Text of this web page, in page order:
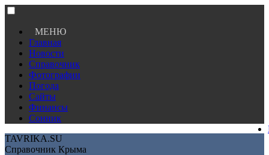
МЕНЮ
Главная
Новости
Справочник
Фотографии
Погода
Сайты
Финансы
Сонник
TAVRIKA.SU
Справочник Крыма